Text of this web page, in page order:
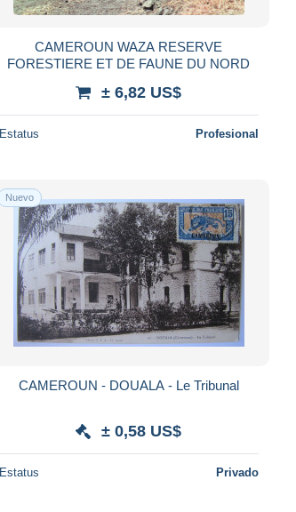
CAMEROUN WAZA RESERVE
FORESTIERE ET DE FAUNE DU NORD
± 6,82 US$
Estatus Profesional
Nuevo
CAMEROUN - DOUALA - Le Tribunal
± 0,58 US$
Estatus Privado